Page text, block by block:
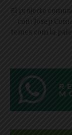
El projecte
com Josep
temes com la